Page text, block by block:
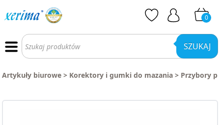
0
Wyszukiwarka
produktów SZUKAJ
Artykuły biurowe > Korektory i gumki do mazania > Przybory